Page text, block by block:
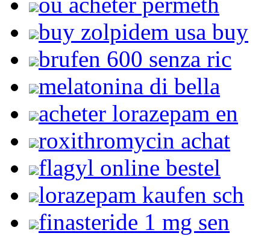
buy zolpidem usa buy
brufen 600 senza ric
melatonina di bella
acheter lorazepam en
roxithromycin achat
flagyl online bestel
lorazepam kaufen sch
finasteride 1 mg sen